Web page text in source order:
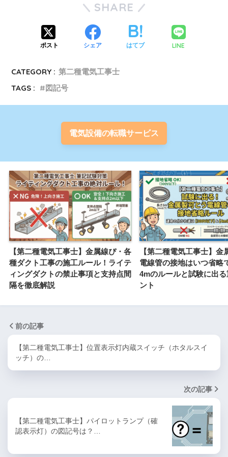
SHARE
ポスト シェア はてブ LINE
CATEGORY : 第二種電気工事士
TAGS :
図記号
電気設備の転職サービス
【第二種電気工事士】金属線ぴ・各
種ダクト工事の施工ルール！ライテ
ィングダクトの禁止事項と支持点間
隔を徹底解説
【第二種電気工事士】金
電線管の接地はいつ省略
4mのルールと試験に出
ント
前の記事
【第二種電気工事士】位置表示灯内蔵スイッチ（ホタルスイ
ッチ）の…
次の記事
【第二種電気工事士】パイロットランプ（確
認表示灯）の図記号は？…